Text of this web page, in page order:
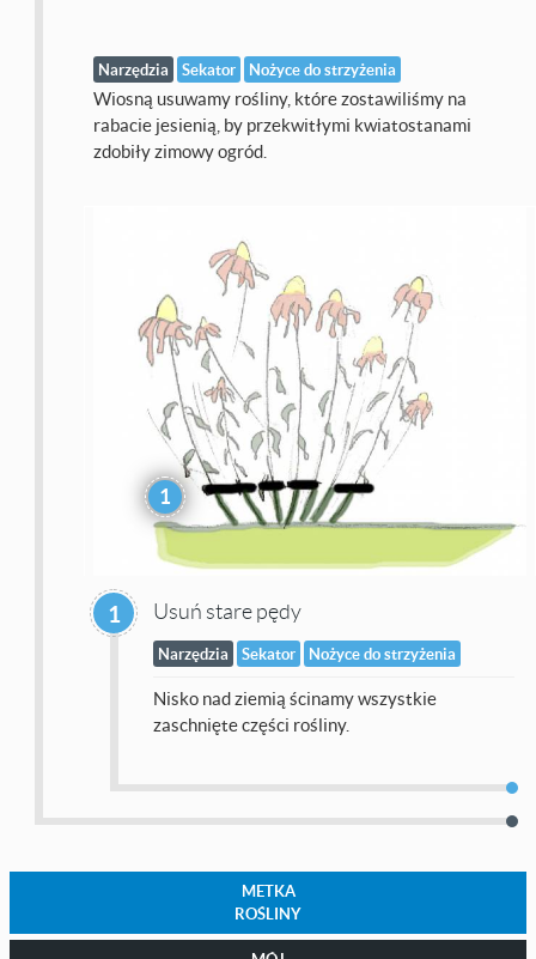
Narzędzia Sekator Nożyce do strzyżenia
Wiosną usuwamy rośliny, które zostawiliśmy na
rabacie jesienią, by przekwitłymi kwiatostanami
zdobiły zimowy ogród.
1
1 Usuń stare pędy
Narzędzia Sekator Nożyce do strzyżenia
Nisko nad ziemią ścinamy wszystkie
zaschnięte części rośliny.
METKA
ROŚLINY